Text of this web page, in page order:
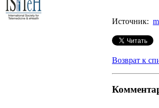
Источник:
Возврат к